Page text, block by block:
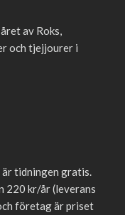
av Roks,
och tjejjourer i
tidningen gratis.
220 kr/år (leverans
företag är priset